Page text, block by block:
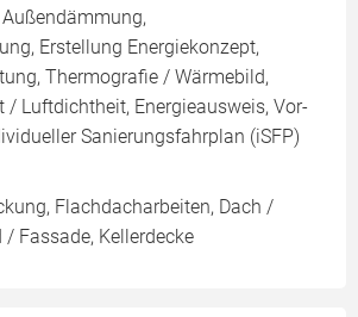
Erstellung Energiekonzept,
Thermografie / Wärmebild,
/ Luftdichtheit, Energieausweis, Vor-
Sanierungsfahrplan (iSFP)
Flachdacharbeiten, Dach /
/ Fassade, Kellerdecke